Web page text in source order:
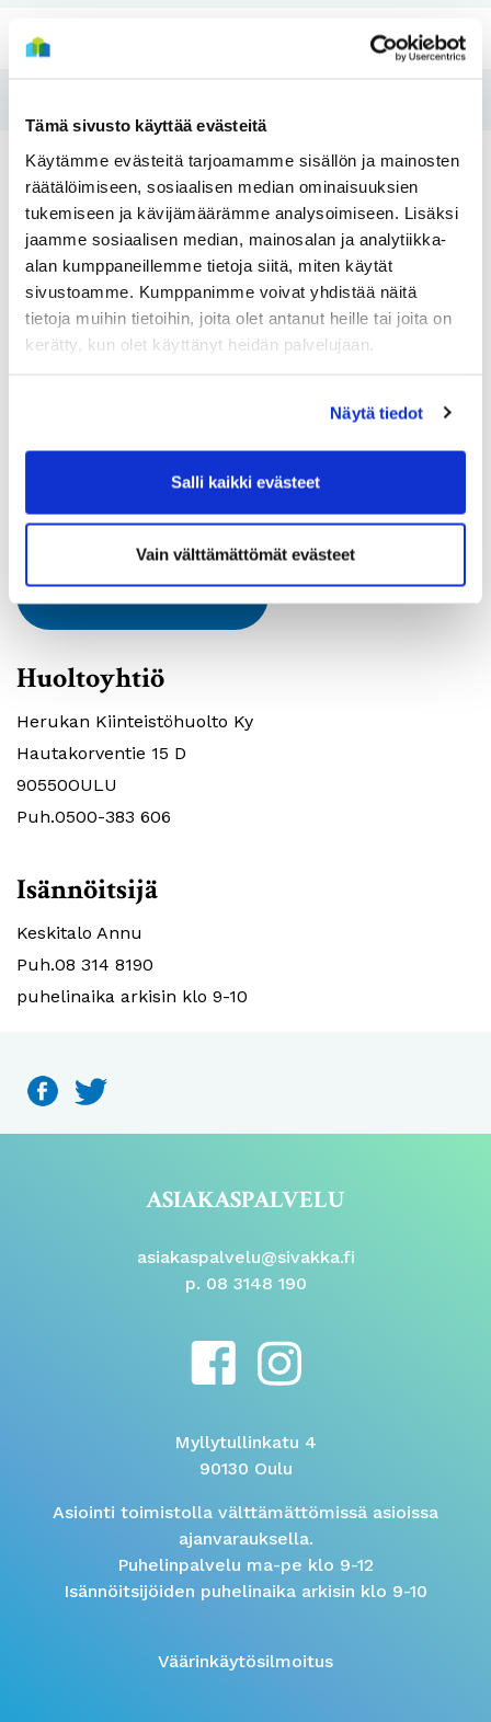
Tämä sivusto käyttää evästeitä
Käytämme evästeitä tarjoamamme sisällön ja mainosten
räätälöimiseen, sosiaalisen median ominaisuuksien
tukemiseen ja kävijämäärämme analysoimiseen. Lisäksi
jaamme sosiaalisen median, mainosalan ja analytiikka-
alan kumppaneillemme tietoja siitä, miten käytät
sivustoamme. Kumppanimme voivat yhdistää näitä
tietoja muihin tietoihin, joita olet antanut heille tai joita on
kerätty, kun olet käyttänyt heidän palvelujaan.
Näytä tiedot
Salli kaikki evästeet
Vain välttämättömät evästeet
Pesutupa
Tulo- ja varallisuusraja Kyllä
Asunnot
Huoneistotyyppi:
2H+K
Huoltoyhtiö
Herukan Kiinteistöhuolto Ky
Hautakorventie 15 D
90550OULU
Puh.0500-383 606
Isännöitsijä
Keskitalo Annu
Puh.08 314 8190
puhelinaika arkisin klo 9-10
ASIAKASPALVELU
asiakaspalvelu@sivakka.fi
p. 08 3148 190
Myllytullinkatu 4
90130 Oulu
Asiointi toimistolla välttämättömissä asioissa
ajanvarauksella.
Puhelinpalvelu ma-pe klo 9-12
Isännöitsijöiden puhelinaika arkisin klo 9-10
Väärinkäytösilmoitus